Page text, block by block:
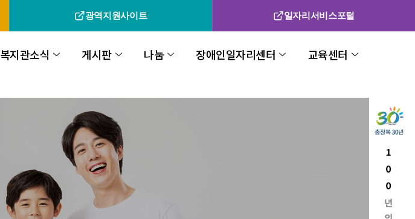
광역지원사이트 일자리서비스포털
복지관소식 게시판 나눔 장애인일자리센터
교육센터